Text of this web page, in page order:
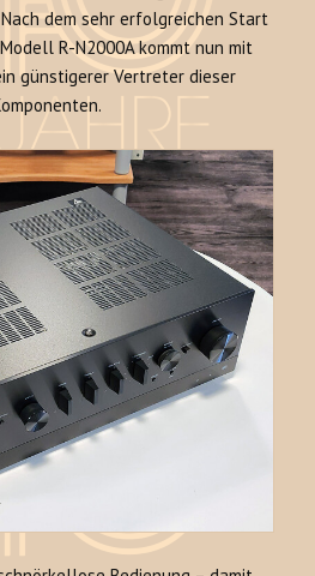
dem sehr erfolgreichen Start
R-N2000A kommt nun mit
günstigerer Vertreter dieser